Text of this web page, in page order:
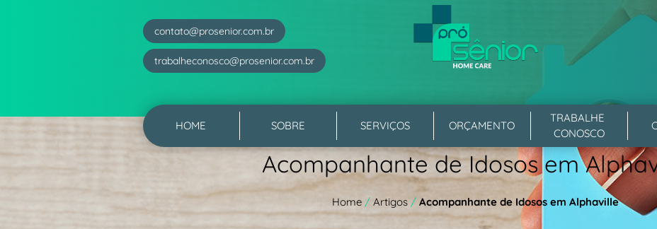
contato@prosenior.com.br
trabalheconosco@prosenior.com.br
HOME SOBRE SERVIÇOS ORÇAMENTO
TRABALHE
CONOSCO
Acompanhante de Idosos em
Home /Artigos /Acompanhante de Idosos em Alphaville